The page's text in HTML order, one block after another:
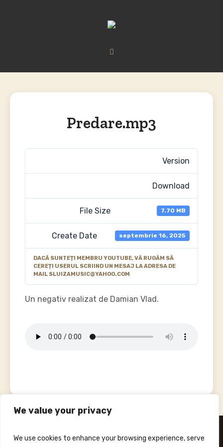
We value your privacy
We use cookies to enhance your browsing experience, serve
Predare.mp3
Version
Download
File Size 7.70 MB
Create Date septembrie 16, 2025
DACĂ SUNTEȚI MEMBRU YOUTUBE, VĂ RUGĂM SĂ
CEREȚI USERUL SCRIIND UN MESAJ LA ADRESA DE
MAIL SLUIZAMUSIC@YAHOO.COM
Un negativ realizat de Damian Vlad.